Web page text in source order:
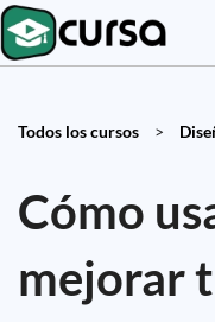
Todos los cursos >
Cómo
mejorar